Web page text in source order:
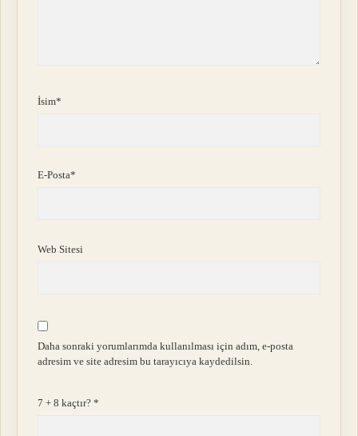
İsim*
E-Posta*
Web Sitesi
Daha sonraki yorumlarımda kullanılması için adım, e-posta
adresim ve site adresim bu tarayıcıya kaydedilsin.
7 + 8 kaçtır?*